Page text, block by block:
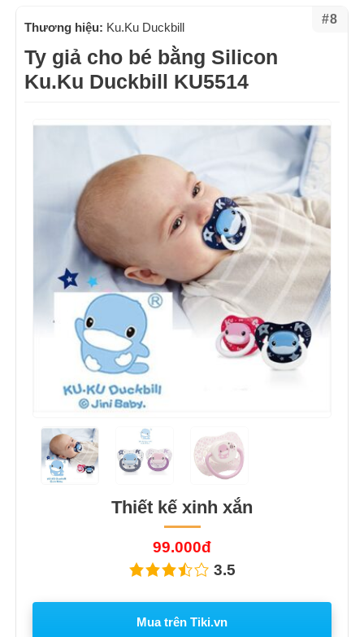
#8
Thương hiệu: Ku.Ku Duckbill
Ty giả cho bé bằng Silicon
Ku.Ku Duckbill KU5514
Thiết kế xinh xắn
99.000đ
3.5
Mua trên Tiki.vn